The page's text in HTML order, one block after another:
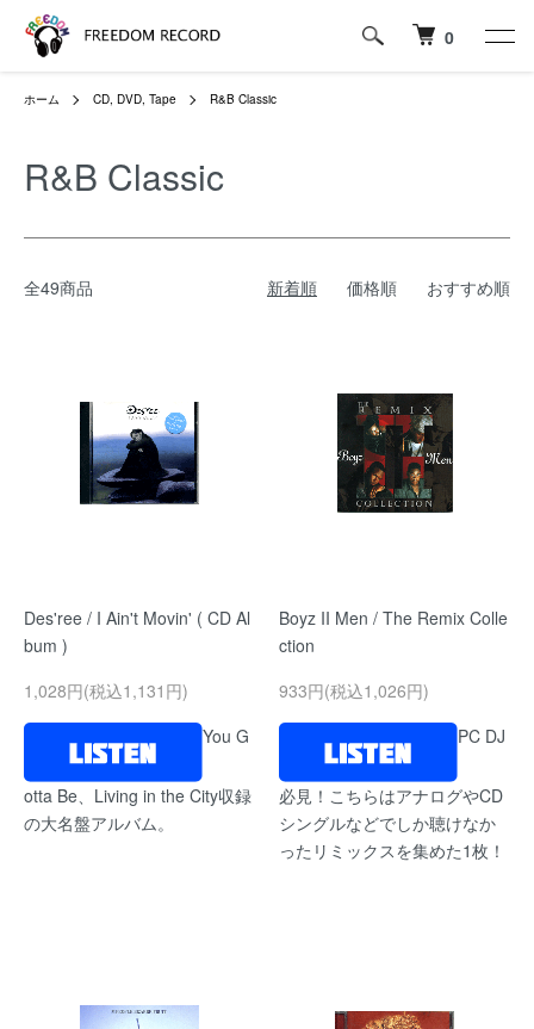
0
ホーム CD, DVD, Tape R&B Classic
R&B Classic
全49商品 新着順 価格順 おすすめ順
Des'ree / I Ain't Movin' ( CD Al
bum )
1,028円(税込1,131円)
You G
otta Be、Living in the City収録
の大名盤アルバム。
Boyz II Men / The Remix Colle
ction
933円(税込1,026円)
PC DJ
必見！こちらはアナログやCD
シングルなどでしか聴けなか
ったリミックスを集めた1枚！